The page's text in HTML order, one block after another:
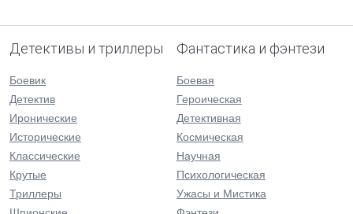
Детективы и триллеры
Боевик
Детектив
Иронические
Исторические
Классические
Крутые
Триллеры
Фантастика и фэнтези
Боевая
Героическая
Детективная
Космическая
Научная
Психологическая
Ужасы и Мистика